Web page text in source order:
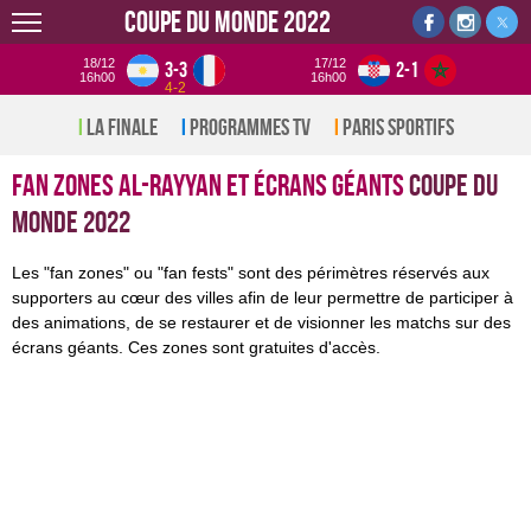
Coupe du monde 2022
18/12
16h00
3-3
4-2
17/12
16h00
2-1
La Finale Programmes TV Paris sportifs
Fan Zones Al-Rayyan et écrans géantsCoupe du
monde 2022
Les "fan zones" ou "fan fests" sont des périmètres réservés aux
supporters au cœur des villes afin de leur permettre de participer à
des animations, de se restaurer et de visionner les matchs sur des
écrans géants. Ces zones sont gratuites d'accès.